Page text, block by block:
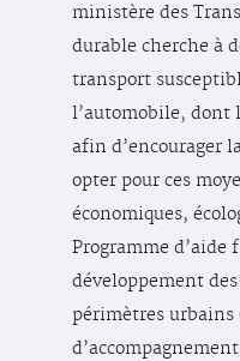
ministère des
durable cherche à
transport
l’automobile, dont
afin d’encourager
opter pour ces
économiques,
Programme d’aide
développement
périmètres